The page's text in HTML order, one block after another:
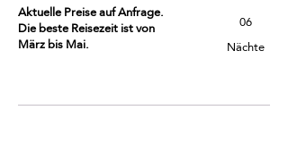
Aktuelle Preise auf Anfrage.
Die beste Reisezeit ist von
März bis Mai.
06
Nächte